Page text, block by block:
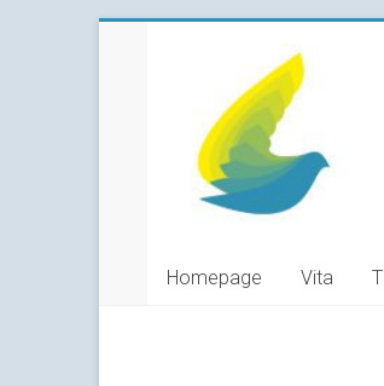
Manuela
Grunwald
Heilpraktikerin
Homepage Vita